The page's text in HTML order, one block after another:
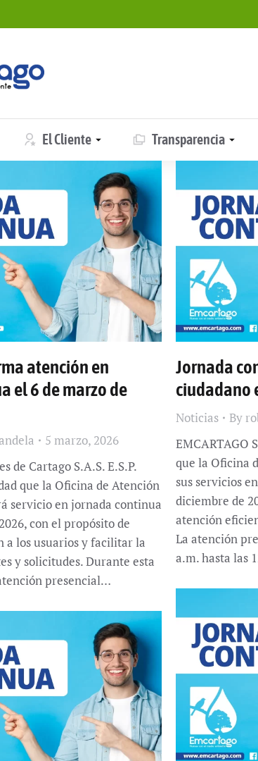
El Cliente Transparencia
atención en
el 6 de marzo de
5 marzo, 2026
de Cartago S.A.S. E.S.P.
que la Oficina de Atención
servicio en jornada continua
con el propósito de
los usuarios y facilitar la
y solicitudes. Durante esta
presencial…
Jornada
ciudadano
Noticias By
EMCARTAGO
que la Oficina
sus servicios
diciembre de
atención
La atención
a.m. hasta las